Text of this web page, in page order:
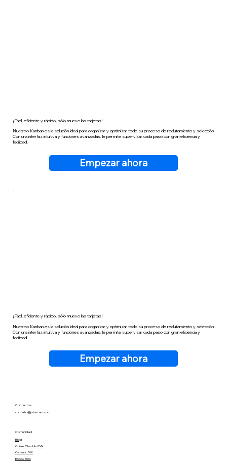
¡Fácil, eficiente y rápido, sólo mueve las tarjetas!
Nuestro Kanban es la solución ideal para organizar y optimizar todo su proceso de reclutamiento y selección.
Con una interfaz intuitiva y funciones avanzadas, le permite supervisar cada paso con gran eficiencia y
facilidad.
Empezar ahora
¡Fácil, eficiente y rápido, sólo mueve las tarjetas!
Nuestro Kanban es la solución ideal para organizar y optimizar todo su proceso de reclutamiento y selección.
Con una interfaz intuitiva y funciones avanzadas, le permite supervisar cada paso con gran eficiencia y
facilidad.
Empezar ahora
Contactos
contato@jobecam.com
Comunidad
Blog
Guía e Checklist D&L
Glosario D&L
Ebook ESG